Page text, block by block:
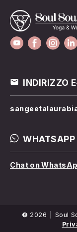
INDIRIZZO
WHATSAPP
Chat on
© 2026
Nome
Soul